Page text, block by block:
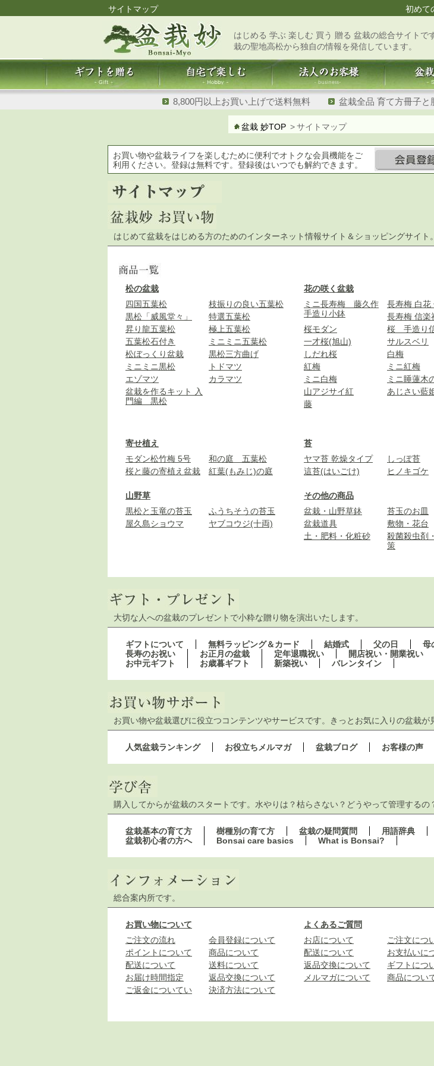
サイトマップ 初めて
はじめる 学ぶ 楽しむ 買う 贈る 盆栽の総合サイトで
栽の聖地高松から独自の情報を発信しています。
8,800円以上お買い上げで送料無料 盆栽全品 育て方冊子と
盆栽 妙TOP サイトマップ
お買い物や盆栽ライフを楽しむために便利でオトクな会員機能をご
利用ください。登録は無料です。登録後はいつでも解約できます。
はじめて盆栽をはじめる方のためのインターネット情報サイト＆ショッピングサイト
松の盆栽
四国五葉松
枝振りの良い五葉松
黒松「威風堂々」
特選五葉松
昇り龍五葉松
極上五葉松
五葉松石付き
ミニミニ五葉松
松ぼっくり盆栽
黒松三方曲げ
ミニミニ黒松
トドマツ
エゾマツ
カラマツ
盆栽を作るキット 入
門編 黒松
花の咲く盆栽
ミニ長寿梅 藤久作
手造り小鉢
長寿梅 白花
長寿梅 信楽
桜モダン
桜 手造り
一才桜(旭山)
サルスベリ
しだれ桜
白梅
紅梅
ミニ紅梅
ミニ白梅
ミニ睡蓮木
山アジサイ紅
あじさい藍
藤
寄せ植え
モダン松竹梅 5号
和の庭 五葉松
桜と藤の寄植え盆栽
紅葉(もみじ)の庭
苔
ヤマ苔 乾燥タイプ
しっぽ苔
這苔(はいごけ)
ヒノキゴケ
山野草
黒松と玉竜の苔玉
ふうちそうの苔玉
屋久島ショウマ
ヤブコウジ(十両)
その他の商品
盆栽・山野草鉢
苔玉のお皿
盆栽道具
敷物・花台
土・肥料・化粧砂
殺菌殺虫剤
策
大切な人への盆栽のプレゼントで小粋な贈り物を演出いたします。
ギフトについて 無料ラッピング＆カード 結婚式 父の日 母
長寿のお祝い
お正月の盆栽 定年退職祝い 開店祝い・開業祝い
お中元ギフト
お歳暮ギフト 新築祝い バレンタイン
お買い物や盆栽選びに役立つコンテンツやサービスです。きっとお気に入りの盆栽が
人気盆栽ランキング お役立ちメルマガ 盆栽ブログ お客様の声
購入してからが盆栽のスタートです。水やりは？枯らさない？どうやって管理するの
盆栽基本の育て方 樹種別の育て方 盆栽の疑問質問 用語辞典
盆栽初心者の方へ
Bonsai care basics What is Bonsai?
総合案内所です。
お買い物について
ご注文の流れ
会員登録について
ポイントについて
商品について
配送について
送料について
お届け時間指定
返品交換について
ご返金についてい
決済方法について
よくあるご質問
お店について
ご注文につ
配送について
お支払いに
返品交換について
ギフトにつ
メルマガについて
商品につい